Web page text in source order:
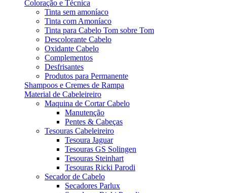
Coloração e Técnica
Tinta sem amoníaco
Tinta com Amoníaco
Tinta para Cabelo Tom sobre Tom
Descolorante Cabelo
Oxidante Cabelo
Complementos
Desfrisantes
Produtos para Permanente
Shampoos e Cremes de Rampa
Material de Cabeleireiro
Maquina de Cortar Cabelo
Manutenção
Pentes & Cabeças
Tesouras Cabeleireiro
Tesoura Jaguar
Tesouras GS Solingen
Tesouras Steinhart
Tesouras Ricki Parodi
Secador de Cabelo
Secadores Parlux